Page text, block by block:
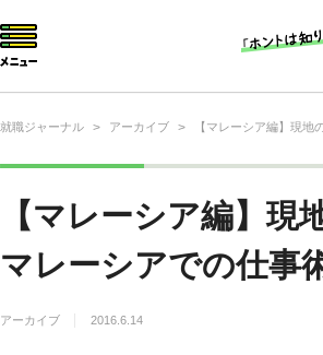
就職ジャーナル > アーカイブ > 【マレーシア編】現
【マレーシア編】現
マレーシアでの仕事
アーカイブ 2016.6.14
仕事の選び方・ヒント